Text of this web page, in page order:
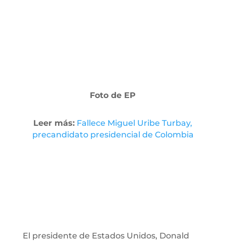
Foto de EP
Leer más: Fallece Miguel Uribe Turbay,
precandidato presidencial de Colombia
El presidente de Estados Unidos, Donald